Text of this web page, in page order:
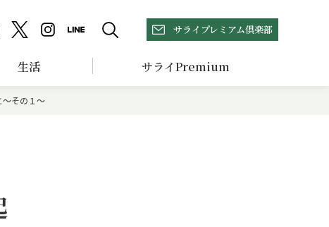
サライプレミアム倶楽部
生活 サライPremium
～その１～